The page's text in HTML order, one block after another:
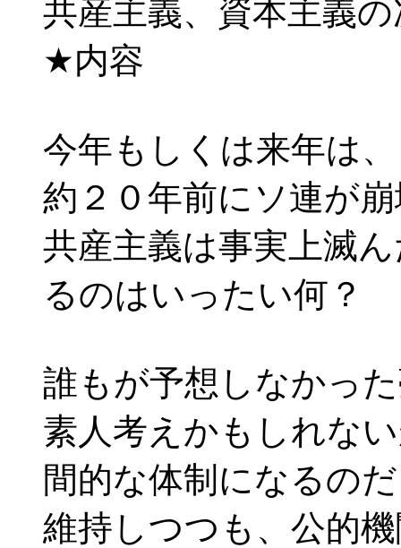
共産主義、資本主義
★内容
今年もしくは来年は
約２０年前にソ連が
共産主義は事実上滅
るのはいったい何？
誰もが予想しなかっ
素人考えかもしれな
間的な体制になるの
維持しつつも、公的